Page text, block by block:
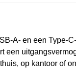
A- en een Type-
een
op kantoor of